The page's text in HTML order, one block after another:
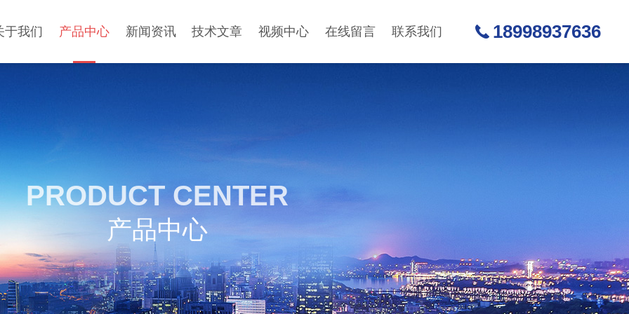
于我们 产品中心 新闻资讯 技术文章 视频中心 在线留言 联系我们 18998937636
PRODUCT CENTER
产品中心